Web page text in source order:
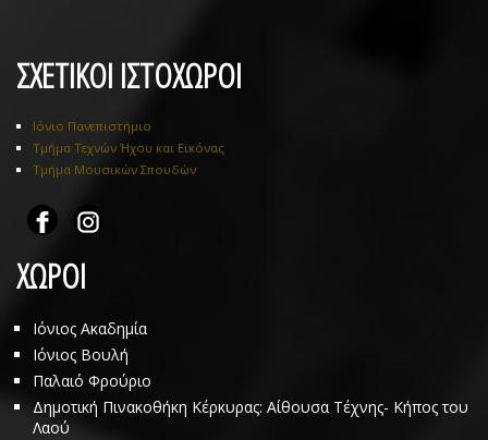
ΣΧΕΤΙΚΟΙ ΙΣΤΟΧΩΡΟΙ
Ιόνιο Πανεπιστήμιο
Τμήμα Τεχνών Ήχου και Εικόνας
Τμήμα Μουσικών Σπουδών
ΧΩΡΟΙ
Ιόνιος Ακαδημία
Ιόνιος Βουλή
Παλαιό Φρούριο
Δημοτική Πινακοθήκη Κέρκυρας: Αίθουσα Τέχνης- Κήπος του
Λαού